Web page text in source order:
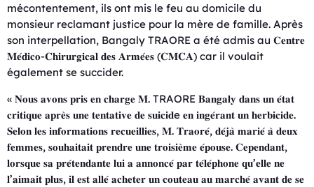
mécontentement, ils ont mis le feu au domicile du
monsieur reclamant justice pour la mère de famille. Après
son interpellation, Bangaly TRAORE a été admis au 𝐂𝐞𝐧𝐭𝐫𝐞
𝐌𝐞́𝐝𝐢𝐜𝐨-𝐂𝐡𝐢𝐫𝐮𝐫𝐠𝐢𝐜𝐚𝐥 𝐝𝐞𝐬 𝐀𝐫𝐦𝐞́𝐞𝐬 (𝐂𝐌𝐂𝐀) car il voulait
également se succider.
« 𝐍𝐨𝐮𝐬 𝐚𝐯𝐨𝐧𝐬 𝐩𝐫𝐢𝐬 𝐞𝐧 𝐜𝐡𝐚𝐫𝐠𝐞 𝐌. TRAORE 𝐁𝐚𝐧𝐠𝐚𝐥𝐲 𝐝𝐚𝐧𝐬 𝐮𝐧 𝐞́𝐭𝐚𝐭
𝐜𝐫𝐢𝐭𝐢𝐪𝐮𝐞 𝐚𝐩𝐫𝐞̀𝐬 𝐮𝐧𝐞 𝐭𝐞𝐧𝐭𝐚𝐭𝐢𝐯𝐞 𝐝𝐞 𝐬𝐮𝐢𝐜𝐢𝐝e 𝐞𝐧 𝐢𝐧𝐠𝐞́𝐫𝐚𝐧𝐭 𝐮𝐧 𝐡𝐞𝐫𝐛𝐢𝐜𝐢𝐝𝐞.
𝐒𝐞𝐥𝐨𝐧 𝐥𝐞𝐬 𝐢𝐧𝐟𝐨𝐫𝐦𝐚𝐭𝐢𝐨𝐧𝐬 𝐫𝐞𝐜𝐮𝐞𝐢𝐥𝐥𝐢𝐞𝐬, 𝐌. 𝐓𝐫𝐚𝐨𝐫𝐞́, 𝐝𝐞́𝐣𝐚̀ 𝐦𝐚𝐫𝐢𝐞́ 𝐚̀ 𝐝𝐞𝐮𝐱
𝐟𝐞𝐦𝐦𝐞𝐬, 𝐬𝐨𝐮𝐡𝐚𝐢𝐭𝐚𝐢𝐭 𝐩𝐫𝐞𝐧𝐝𝐫𝐞 𝐮𝐧𝐞 𝐭𝐫𝐨𝐢𝐬𝐢𝐞̀𝐦𝐞 𝐞́𝐩𝐨𝐮𝐬𝐞. 𝐂𝐞𝐩𝐞𝐧𝐝𝐚𝐧𝐭,
𝐥𝐨𝐫𝐬𝐪𝐮𝐞 𝐬𝐚 𝐩𝐫𝐞́𝐭𝐞𝐧𝐝𝐚𝐧𝐭𝐞 𝐥𝐮𝐢 𝐚 𝐚𝐧𝐧𝐨𝐧𝐜𝐞́ 𝐩𝐚𝐫 𝐭𝐞́𝐥𝐞́𝐩𝐡𝐨𝐧𝐞 𝐪𝐮’𝐞𝐥𝐥𝐞 𝐧𝐞
𝐥’𝐚𝐢𝐦𝐚𝐢𝐭 𝐩𝐥𝐮𝐬, 𝐢𝐥 𝐞𝐬𝐭 𝐚𝐥𝐥𝐞́ 𝐚𝐜𝐡𝐞𝐭𝐞𝐫 𝐮𝐧 𝐜𝐨𝐮𝐭𝐞𝐚𝐮 𝐚𝐮 𝐦𝐚𝐫𝐜𝐡𝐞́ 𝐚𝐯𝐚𝐧𝐭 𝐝𝐞 𝐬𝐞